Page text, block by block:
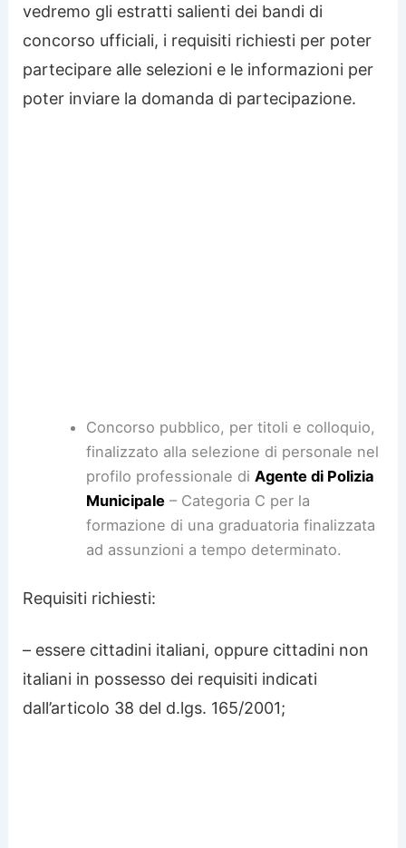
vedremo gli estratti salienti dei bandi di
concorso ufficiali, i requisiti richiesti per poter
partecipare alle selezioni e le informazioni per
poter inviare la domanda di partecipazione.
Concorso pubblico, per titoli e colloquio,
finalizzato alla selezione di personale nel
profilo professionale di Agente di Polizia
Municipale– Categoria C per la
formazione di una graduatoria finalizzata
ad assunzioni a tempo determinato.
Requisiti richiesti:
– essere cittadini italiani, oppure cittadini non
italiani in possesso dei requisiti indicati
dall’articolo 38 del d.lgs. 165/2001;